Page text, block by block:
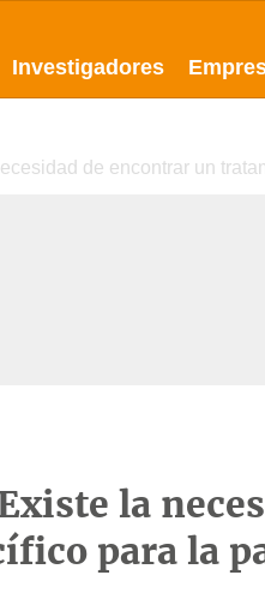
Investigadores
de encontrar un
la
para la